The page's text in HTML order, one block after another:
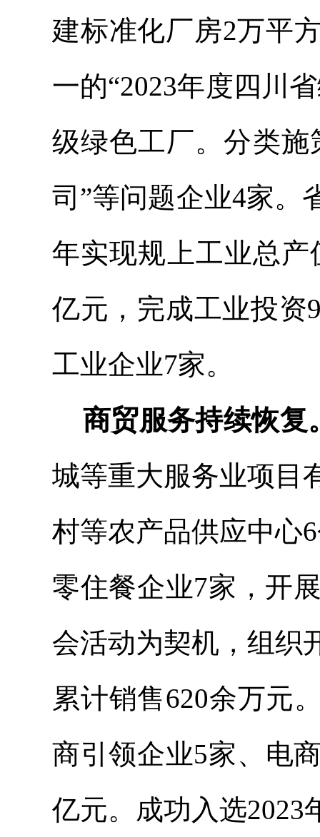
建标准化厂房2万平
一的“2023年度四川
级绿色工厂。分类施
司”等问题企业4家。
年实现规上工业总产
亿元，完成工业投资
工业企业7家。
商贸服务持续恢复
城等重大服务业项目
村等农产品供应中心
零住餐企业7家， 开
会活动为契机，组织
累计销售620余万元
商引领企业5家、电
亿元。成功入选2023